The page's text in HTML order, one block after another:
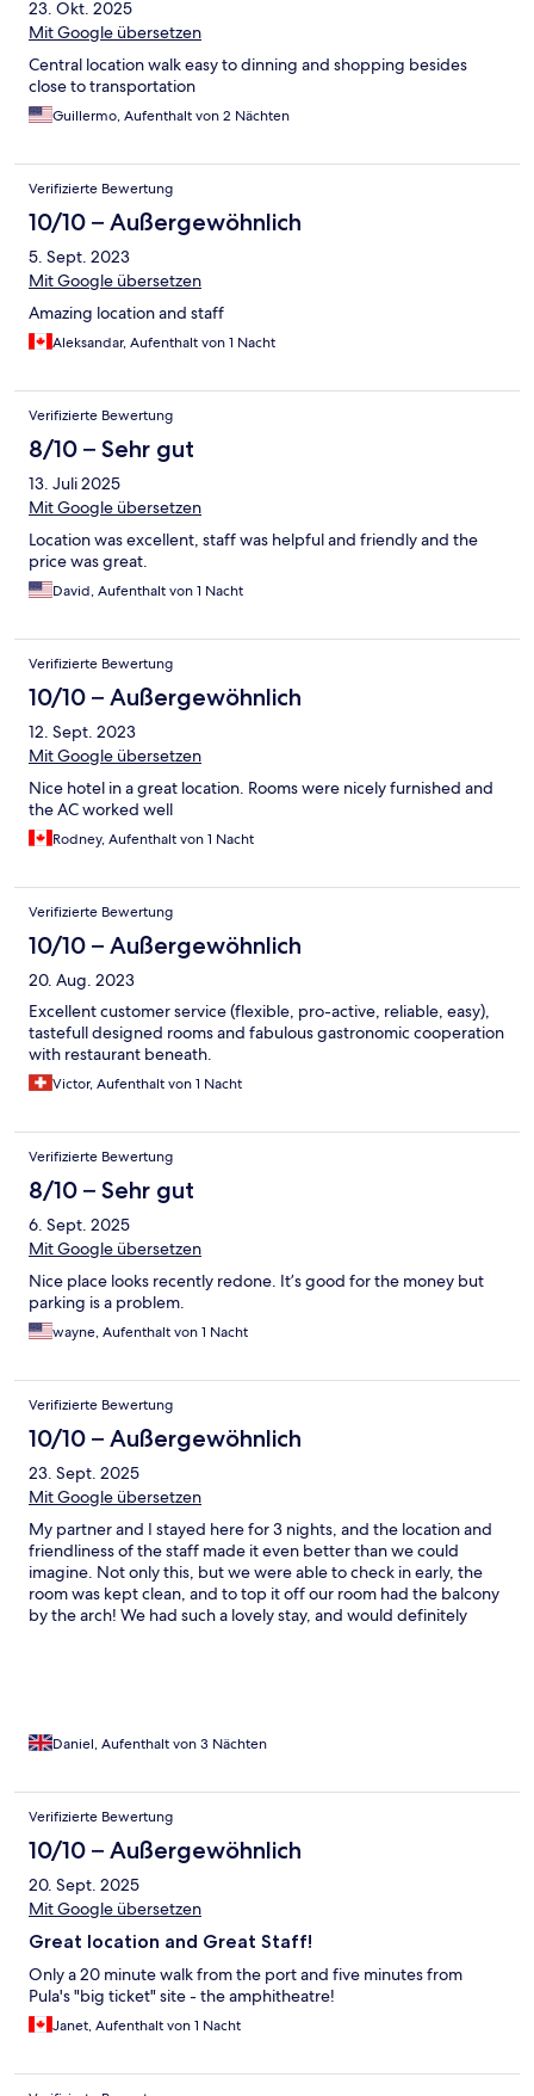
23. Okt. 2025
Mit Google übersetzen
Central location walk easy to dinning and shopping besides
close to transportation
Guillermo, Aufenthalt von 2 Nächten
Verifizierte Bewertung
10/10 – Außergewöhnlich
5. Sept. 2023
Mit Google übersetzen
Amazing location and staff
Aleksandar, Aufenthalt von 1 Nacht
Verifizierte Bewertung
8/10 – Sehr gut
13. Juli 2025
Mit Google übersetzen
Location was excellent, staff was helpful and friendly and the
price was great.
David, Aufenthalt von 1 Nacht
Verifizierte Bewertung
10/10 – Außergewöhnlich
12. Sept. 2023
Mit Google übersetzen
Nice hotel in a great location. Rooms were nicely furnished and
the AC worked well
Rodney, Aufenthalt von 1 Nacht
Verifizierte Bewertung
10/10 – Außergewöhnlich
20. Aug. 2023
Excellent customer service (flexible, pro-active, reliable, easy),
tastefull designed rooms and fabulous gastronomic cooperation
with restaurant beneath.
Victor, Aufenthalt von 1 Nacht
Verifizierte Bewertung
8/10 – Sehr gut
6. Sept. 2025
Mit Google übersetzen
Nice place looks recently redone. It’s good for the money but
parking is a problem.
wayne, Aufenthalt von 1 Nacht
Verifizierte Bewertung
10/10 – Außergewöhnlich
23. Sept. 2025
Mit Google übersetzen
My partner and I stayed here for 3 nights, and the location and
friendliness of the staff made it even better than we could
imagine. Not only this, but we were able to check in early, the
room was kept clean, and to top it off our room had the balcony
by the arch! We had such a lovely stay, and would definitely
Daniel, Aufenthalt von 3 Nächten
Verifizierte Bewertung
10/10 – Außergewöhnlich
20. Sept. 2025
Mit Google übersetzen
Great location and Great Staff!
Only a 20 minute walk from the port and five minutes from
Pula's "big ticket" site - the amphitheatre!
Janet, Aufenthalt von 1 Nacht